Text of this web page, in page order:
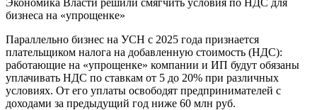
Экономика Власти решили смягчить условия по НДС для
бизнеса на «упрощенке»
Параллельно бизнес на УСН с 2025 года признается
плательщиком налога на добавленную стоимость (НДС):
работающие на «упрощенке» компании и ИП будут обязаны
уплачивать НДС по ставкам от 5 до 20% при различных
условиях. От его уплаты освободят предпринимателей с
доходами за предыдущий год ниже 60 млн руб.